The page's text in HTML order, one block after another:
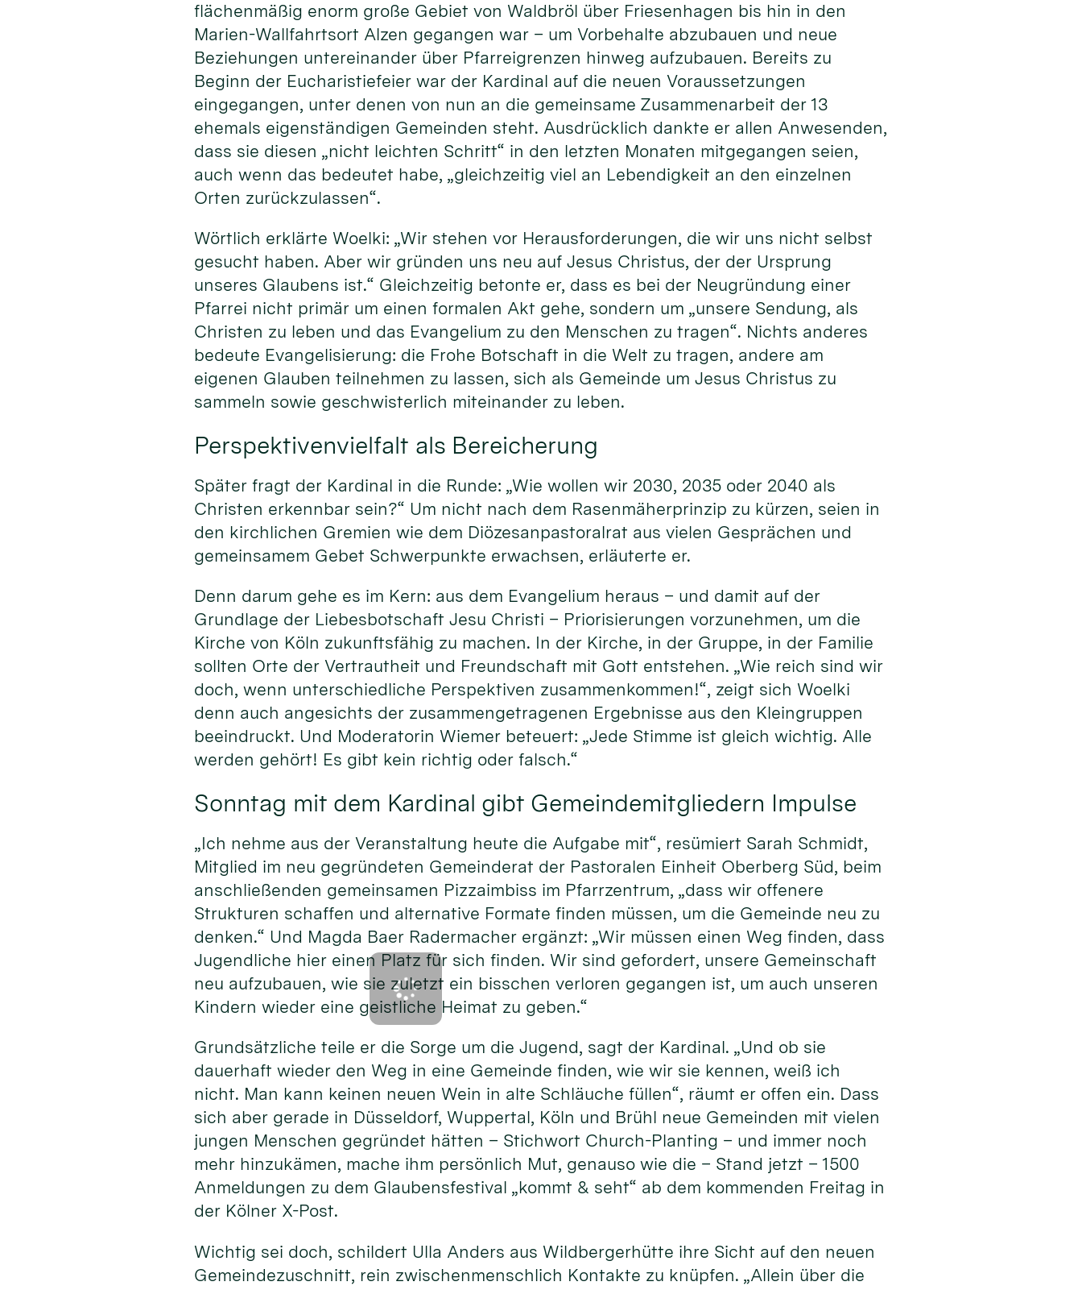
flächenmäßig enorm große Gebiet von Waldbröl über Friesenhagen bis hin in den
Marien-Wallfahrtsort Alzen gegangen war – um Vorbehalte abzubauen und neue
Beziehungen untereinander über Pfarreigrenzen hinweg aufzubauen. Bereits zu
Beginn der Eucharistiefeier war der Kardinal auf die neuen Voraussetzungen
eingegangen, unter denen von nun an die gemeinsame Zusammenarbeit der 13
ehemals eigenständigen Gemeinden steht. Ausdrücklich dankte er allen Anwesenden,
dass sie diesen „nicht leichten Schritt“ in den letzten Monaten mitgegangen seien,
auch wenn das bedeutet habe, „gleichzeitig viel an Lebendigkeit an den einzelnen
Orten zurückzulassen“.
Wörtlich erklärte Woelki: „Wir stehen vor Herausforderungen, die wir uns nicht selbst
gesucht haben. Aber wir gründen uns neu auf Jesus Christus, der der Ursprung
unseres Glaubens ist.“ Gleichzeitig betonte er, dass es bei der Neugründung einer
Pfarrei nicht primär um einen formalen Akt gehe, sondern um „unsere Sendung, als
Christen zu leben und das Evangelium zu den Menschen zu tragen“. Nichts anderes
bedeute Evangelisierung: die Frohe Botschaft in die Welt zu tragen, andere am
eigenen Glauben teilnehmen zu lassen, sich als Gemeinde um Jesus Christus zu
sammeln sowie geschwisterlich miteinander zu leben.
Perspektivenvielfalt als Bereicherung
Später fragt der Kardinal in die Runde: „Wie wollen wir 2030, 2035 oder 2040 als
Christen erkennbar sein?“ Um nicht nach dem Rasenmäherprinzip zu kürzen, seien in
den kirchlichen Gremien wie dem Diözesanpastoralrat aus vielen Gesprächen und
gemeinsamem Gebet Schwerpunkte erwachsen, erläuterte er.
Denn darum gehe es im Kern: aus dem Evangelium heraus – und damit auf der
Grundlage der Liebesbotschaft Jesu Christi – Priorisierungen vorzunehmen, um die
Kirche von Köln zukunftsfähig zu machen. In der Kirche, in der Gruppe, in der Familie
sollten Orte der Vertrautheit und Freundschaft mit Gott entstehen. „Wie reich sind wir
doch, wenn unterschiedliche Perspektiven zusammenkommen!“, zeigt sich Woelki
denn auch angesichts der zusammengetragenen Ergebnisse aus den Kleingruppen
beeindruckt. Und Moderatorin Wiemer beteuert: „Jede Stimme ist gleich wichtig. Alle
werden gehört! Es gibt kein richtig oder falsch.“
Sonntag mit dem Kardinal gibt Gemeindemitgliedern Impulse
„Ich nehme aus der Veranstaltung heute die Aufgabe mit“, resümiert Sarah Schmidt,
Mitglied im neu gegründeten Gemeinderat der Pastoralen Einheit Oberberg Süd, beim
anschließenden gemeinsamen Pizzaimbiss im Pfarrzentrum, „dass wir offenere
Strukturen schaffen und alternative Formate finden müssen, um die Gemeinde neu zu
denken.“ Und Magda Baer Radermacher ergänzt: „Wir müssen einen Weg finden, dass
Jugendliche hier einen Platz für sich finden. Wir sind gefordert, unsere Gemeinschaft
neu aufzubauen, wie sie zuletzt ein bisschen verloren gegangen ist, um auch unseren
Kindern wieder eine geistliche Heimat zu geben.“
Grundsätzliche teile er die Sorge um die Jugend, sagt der Kardinal. „Und ob sie
dauerhaft wieder den Weg in eine Gemeinde finden, wie wir sie kennen, weiß ich
nicht. Man kann keinen neuen Wein in alte Schläuche füllen“, räumt er offen ein. Dass
sich aber gerade in Düsseldorf, Wuppertal, Köln und Brühl neue Gemeinden mit vielen
jungen Menschen gegründet hätten – Stichwort Church-Planting – und immer noch
mehr hinzukämen, mache ihm persönlich Mut, genauso wie die – Stand jetzt – 1500
Anmeldungen zu dem Glaubensfestival „kommt & seht“ ab dem kommenden Freitag in
der Kölner X-Post.
Wichtig sei doch, schildert Ulla Anders aus Wildbergerhütte ihre Sicht auf den neuen
Gemeindezuschnitt, rein zwischenmenschlich Kontakte zu knüpfen. „Allein über die